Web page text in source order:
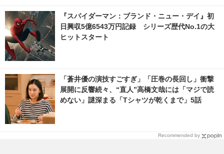
『スパイダーマン：ブランド・ニュー・デイ』初
日興収5億6543万円記録 シリーズ歴代No.1の大
ヒットスタート
「蒼井優の演技すごすぎ」「圧巻の長回し」衝撃
展開に反響続々、“直人”高橋文哉には「マジで読
めない」謎深まる「Tシャツが乾くまで」5話
Recommended by